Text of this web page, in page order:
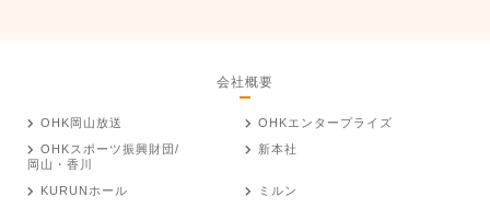
会社概要
OHK岡山放送
OHKエンタープライズ
OHKスポーツ振興財団/
岡山・香川
新本社
KURUNホール
ミルン